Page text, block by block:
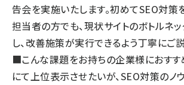
告会を実施いたします。初めてSEO対策
担当者の方でも、現状サイトのボトルネ
し、改善施策が実行できるよう丁寧にご
■こんな課題をお持ちの企業様におすす
にて上位表示させたいが、SEO対策のノウ